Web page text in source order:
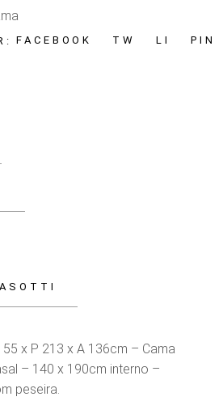
FACEBOOK TW LI PIN
x P 213 x A 136cm – Cama
– 140 x 190cm interno –
peseira.